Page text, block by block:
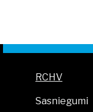
RCHV
Sasniegumi